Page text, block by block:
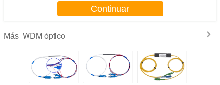
Continuar
Más WDM óptico